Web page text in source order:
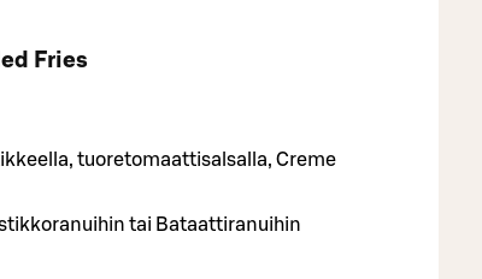
Fries
tuoretomaattisalsalla, Creme
tai Bataattiranuihin